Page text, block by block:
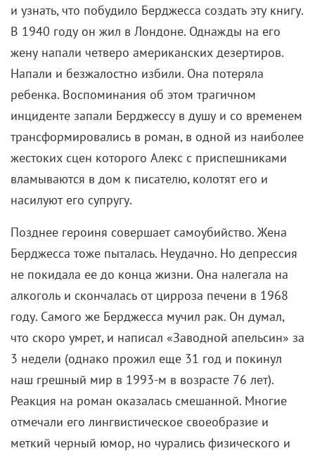
и узнать, что побудило Берджесса создать эту книгу.
В 1940 году он жил в Лондоне. Однажды на его
жену напали четверо американских дезертиров.
Напали и безжалостно избили. Она потеряла
ребенка. Воспоминания об этом трагичном
инциденте запали Берджессу в душу и со временем
трансформировались в роман, в одной из наиболее
жестоких сцен которого Алекс с приспешниками
вламываются в дом к писателю, колотят его и
насилуют его супругу.
Позднее героиня совершает самоубийство. Жена
Берджесса тоже пыталась. Неудачно. Но депрессия
не покидала ее до конца жизни. Она налегала на
алкоголь и скончалась от цирроза печени в 1968
году. Самого же Берджесса мучил рак. Он думал,
что скоро умрет, и написал «Заводной апельсин» за
3 недели (однако прожил еще 31 год и покинул
наш грешный мир в 1993-м в возрасте 76 лет).
Реакция на роман оказалась смешанной. Многие
отмечали его лингвистическое своеобразие и
меткий черный юмор, но чурались физического и